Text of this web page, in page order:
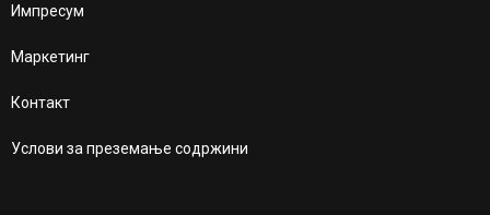
Импресум
Маркетинг
Контакт
Услови за преземање содржини